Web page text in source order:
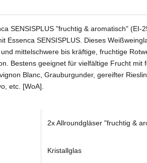
SENSISPLUS "fruchtig & aromatisch" (EI-
Essenca SENSISPLUS. Dieses
mittelschwere bis kräftige, fruchtige
Bestens geeignet für vielfältige Frucht mit
Blanc, Grauburgunder, gereifter
etc. [WoA].
2x Allroundgläser "fruchtig &
Kristallglas